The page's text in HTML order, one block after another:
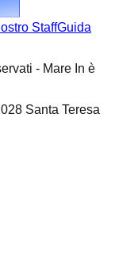
StaffGuida
- Mare In è
Santa Teresa